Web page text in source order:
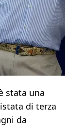
stata una
di terza
da